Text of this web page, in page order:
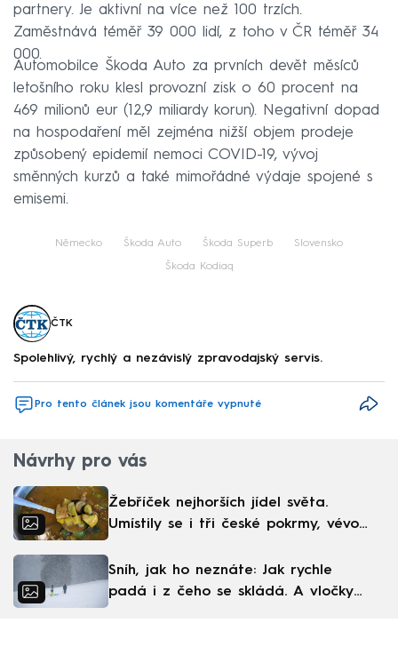
partnery. Je aktivní na více než 100 trzích.
Zaměstnává téměř 39 000 lidí, z toho v ČR téměř 34
000.
Automobilce Škoda Auto za prvních devět měsíců
letošního roku klesl provozní zisk o 60 procent na
469 milionů eur (12,9 miliardy korun). Negativní dopad
na hospodaření měl zejména nižší objem prodeje
způsobený epidemií nemoci COVID-19, vývoj
směnných kurzů a také mimořádné výdaje spojené s
emisemi.
Německo Škoda Auto Škoda Superb Slovensko
Škoda Kodiaq
ČTK
Spolehlivý, rychlý a nezávislý zpravodajský servis.
Pro tento článek jsou komentáře vypnuté
Návrhy pro vás
Žebříček nejhorších jídel světa.
Umístily se i tři české pokrmy, vévodí
Sníh, jak ho neznáte: Jak rychle
padá i z čeho se skládá. A vločky